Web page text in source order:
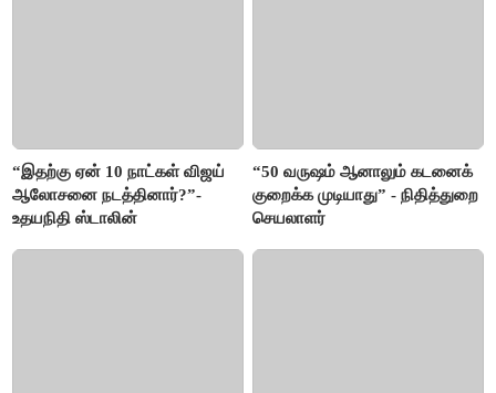
“இதற்கு ஏன் 10 நாட்கள் விஜய்
ஆலோசனை நடத்தினார்?”-
உதயநிதி ஸ்டாலின்
“50 வருஷம் ஆனாலும் கடனைக்
குறைக்க முடியாது” - நிதித்துறை
செயலாளர்